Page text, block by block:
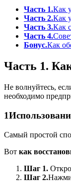
Часть 1.Как
Часть 2.Как
Часть 3.Как
Часть 4.
Бонус.Как
Часть 1.
Не волнуйтесь,
необходимо
1
Самый простой
Вот как
Шаг 1.
Шаг 2.